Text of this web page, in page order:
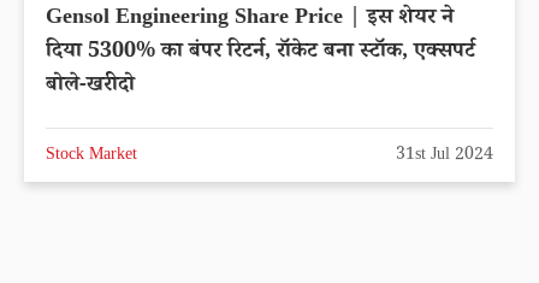
Gensol Engineering Share Price | इस शेयर ने
दिया 5300% का बंपर रिटर्न, रॉकेट बना स्टॉक, एक्सपर्ट
बोले-खरीदो
Stock Market 31st Jul 2024